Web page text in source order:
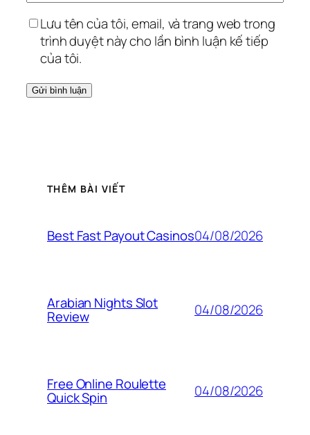
Lưu tên của tôi, email, và trang web trong
trình duyệt này cho lần bình luận kế tiếp
của tôi.
THÊM BÀI VIẾT
Best Fast Payout Casinos04/08/2026
Arabian Nights Slot
Review 04/08/2026
Free Online Roulette
Quick Spin 04/08/2026